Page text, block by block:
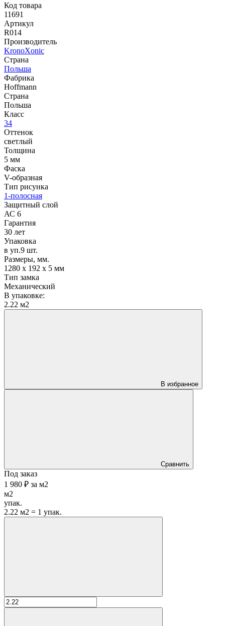
Код товара
11691
Артикул
R014
Производитель
KronoXonic
Страна
Польша
Фабрика
Hoffmann
Страна
Польша
Класс
34
Оттенок
светлый
Толщина
5 мм
Фаска
V-образная
Тип рисунка
1-полосная
Защитный слой
АС 6
Гарантия
30 лет
Упаковка
в уп.9 шт.
Размеры, мм.
1280 х 192 х 5 мм
Тип замка
Механический
В упаковке:
2.22 м2
В избранное
Сравнить
Под заказ
1 980 ₽ за м2
м2
упак.
2.22 м2 = 1 упак.